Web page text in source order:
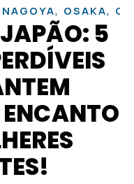
NAGOYA, OSAKA,
5